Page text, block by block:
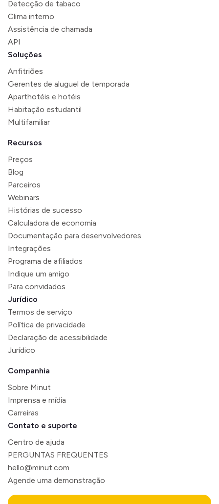
Detecção de tabaco
Clima interno
Assistência de chamada
API
Soluções
Anfitriões
Gerentes de aluguel de temporada
Aparthotéis e hotéis
Habitação estudantil
Multifamiliar
Recursos
Preços
Blog
Parceiros
Webinars
Histórias de sucesso
Calculadora de economia
Documentação para desenvolvedores
Integrações
Programa de afiliados
Indique um amigo
Para convidados
Jurídico
Termos de serviço
Política de privacidade
Declaração de acessibilidade
Jurídico
Companhia
Sobre Minut
Imprensa e mídia
Carreiras
Contato e suporte
Centro de ajuda
PERGUNTAS FREQUENTES
hello@minut.com
Agende uma demonstração